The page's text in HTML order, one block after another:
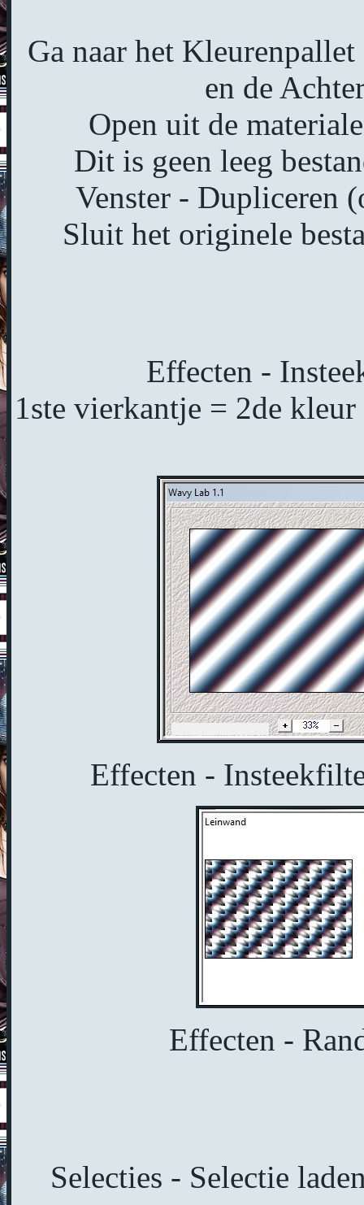
Ga naar het
en de
Open uit de
Dit is geen leeg
Venster - Dupliceren
Sluit het originele
Effecten -
1ste vierkantje = 2de
Effecten -
Effecten -
Selecties - Selectie